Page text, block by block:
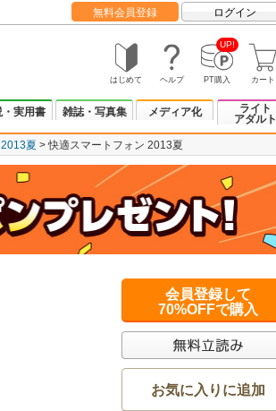
無料会員登録 ログイン
はじめて ヘルプ
UP!
PT購入 カート
・実用書 雑誌・写真集 メディア化
ライト
アダルト
夏 快適スマートフォン 2013夏
会員登録して
70%OFFで購入
お気に入りに追加